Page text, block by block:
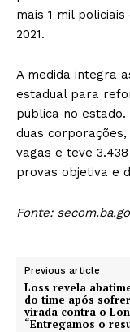
mais 1 mil
2021.
A medida integra
estadual para
pública no
duas
vagas e teve
provas objetiva e
Fonte:
Previous article
Loss revela
do time após sofrer
virada contra o
“Entregamos o